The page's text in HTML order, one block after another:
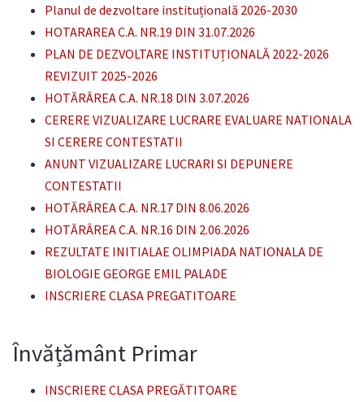
Planul de dezvoltare instituțională 2026-2030
HOTARAREA C.A. NR.19 DIN 31.07.2026
PLAN DE DEZVOLTARE INSTITUȚIONALĂ 2022-2026
REVIZUIT 2025-2026
HOTĂRÂREA C.A. NR.18 DIN 3.07.2026
CERERE VIZUALIZARE LUCRARE EVALUARE NATIONALA
SI CERERE CONTESTATII
ANUNT VIZUALIZARE LUCRARI SI DEPUNERE
CONTESTATII
HOTĂRÂREA C.A. NR.17 DIN 8.06.2026
HOTĂRÂREA C.A. NR.16 DIN 2.06.2026
REZULTATE INITIALAE OLIMPIADA NATIONALA DE
BIOLOGIE GEORGE EMIL PALADE
INSCRIERE CLASA PREGATITOARE
Învățământ Primar
INSCRIERE CLASA PREGĂTITOARE